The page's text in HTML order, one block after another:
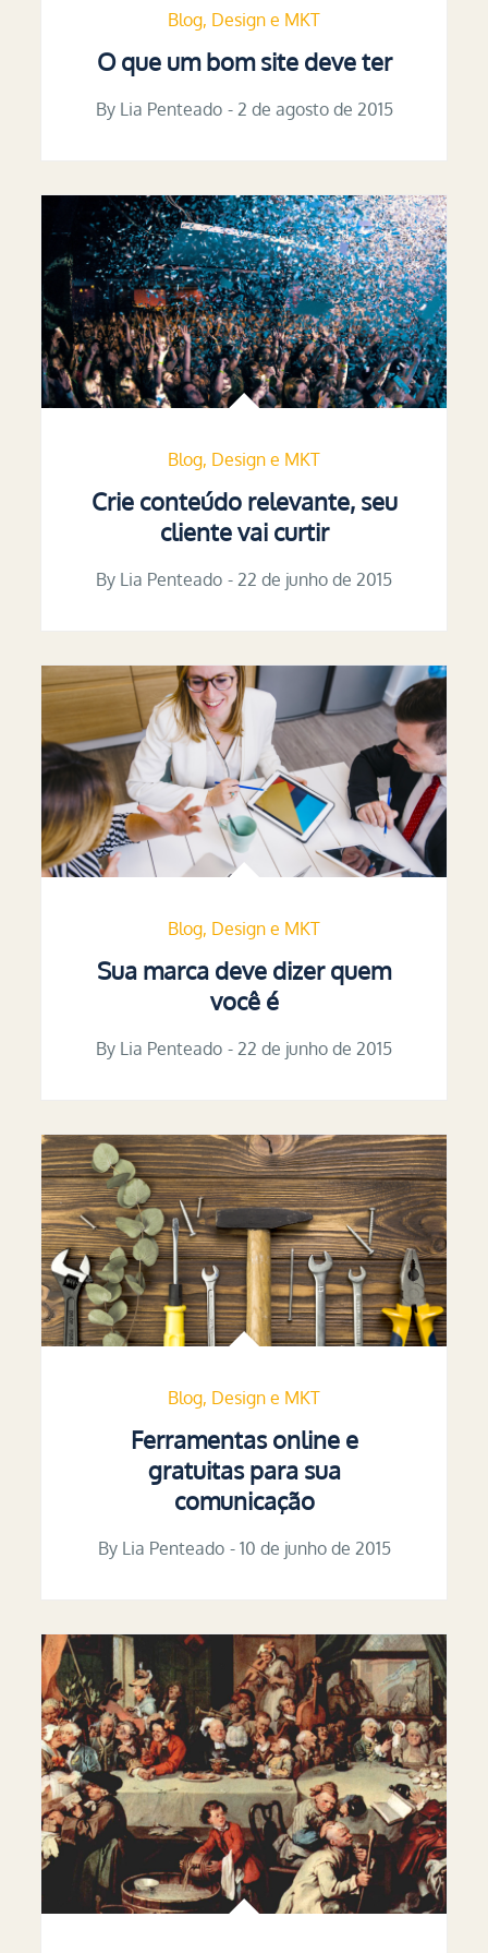
Blog Design e MKT
O que um bom site deve ter
By Lia Penteado Posted
2 de agosto de 2015
Blog Design e MKT
Crie conteúdo relevante, seu
cliente vai curtir
By Lia Penteado
Posted
22 de junho de 2015
Blog Design e MKT
Sua marca deve dizer quem
você é
By Lia Penteado
Posted
22 de junho de 2015
Blog Design e MKT
Ferramentas online e
gratuitas para sua
comunicação
By Lia Penteado Posted
10 de junho de 2015